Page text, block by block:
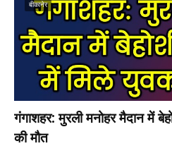
बीकानेर
गंगाशहर: मुरली मनोहर मैदान में
की मौत